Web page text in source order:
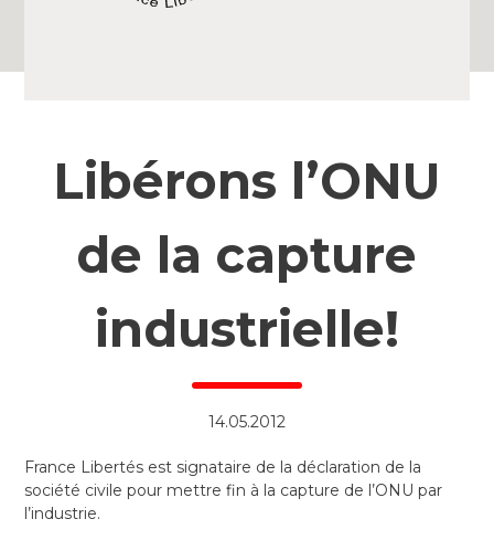
Libérons l’ONU
de la capture
industrielle!
14.05.2012
France Libertés est signataire de la déclaration de la
société civile pour mettre fin à la capture de l’ONU par
l’industrie.